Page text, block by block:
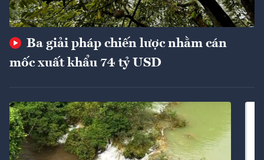
Ba giải pháp chiến lược nhằm cán
mốc xuất khẩu 74 tỷ USD